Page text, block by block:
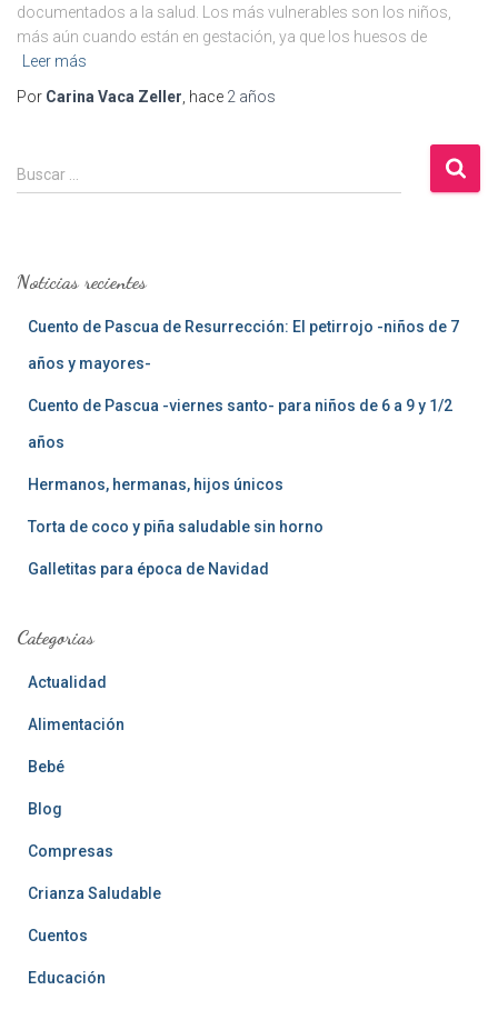
documentados a la salud. Los más vulnerables son los niños,
más aún cuando están en gestación, ya que los huesos de
Leer más
Por Carina Vaca Zeller , hace 2 años
B
u
r
Buscar …
Noticias recientes
Cuento de Pascua de Resurrección: El petirrojo -niños de 7
años y mayores-
Cuento de Pascua -viernes santo- para niños de 6 a 9 y 1/2
años
Hermanos, hermanas, hijos únicos
Torta de coco y piña saludable sin horno
Galletitas para época de Navidad
Categorias
Actualidad
Alimentación
Bebé
Blog
Compresas
Crianza Saludable
Cuentos
Educación